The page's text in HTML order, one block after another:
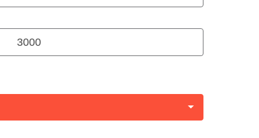
Настя Гарилева
Вероника Панцакова
Эмирхан Алиев
3000